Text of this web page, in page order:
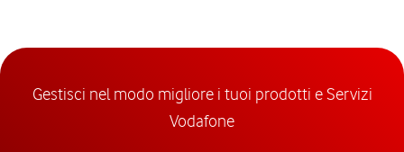
Gestisci nel modo migliore i tuoi prodotti e Servizi
Vodafone